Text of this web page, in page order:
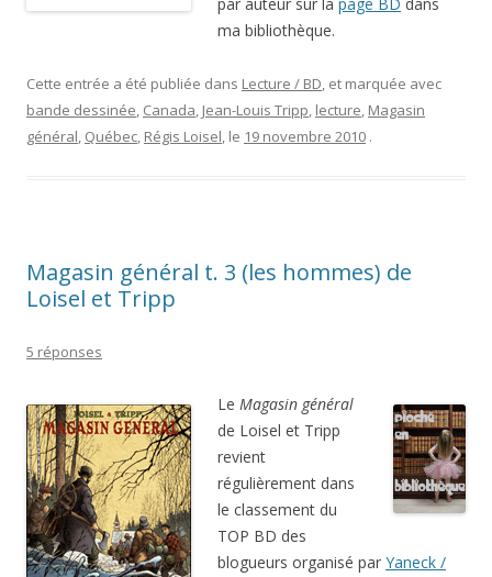
ma bibliothèque.
Cette entrée a été publiée dans Lecture / BD, et marquée avec
bande dessinée, Canada, Jean-Louis Tripp, lecture, Magasin
général, Québec, Régis Loisel, le 19 novembre 2010 .
Magasin général t. 3 (les hommes) de
Loisel et Tripp
5 réponses
Le Magasin général
de Loisel et Tripp
revient
régulièrement dans
le classement du
TOP BD des
blogueurs organisé par Yaneck /